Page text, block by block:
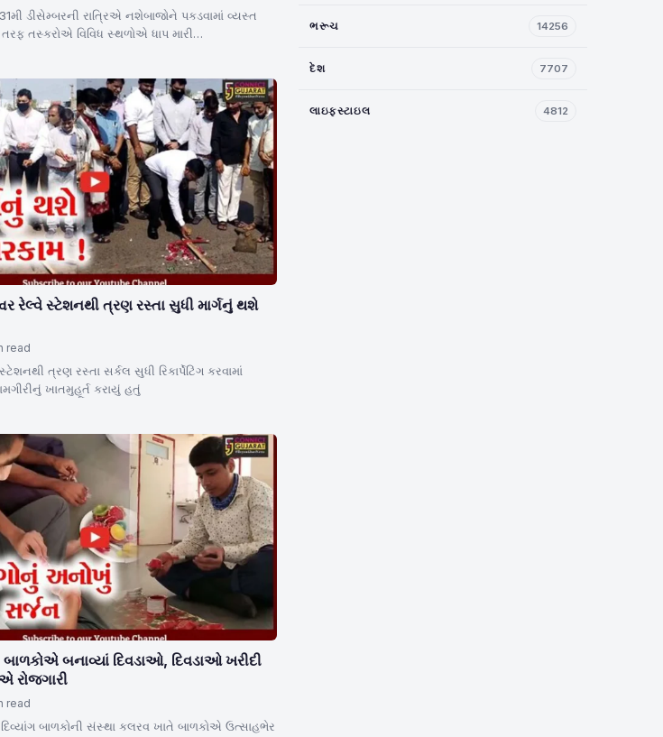
ડીસેમ્બરની રાત્રિએ નશેબાજોને પકડવામાં વ્યસ્ત
તરફ તસ્કરોએ વિવિધ સ્થળોએ ધાપ મારી…
સ્ટેશનથી ત્રણ રસ્તા સુધી માર્ગનું થશે
read
ત્રણ રસ્તા સર્કલ સુધી રિકાર્પેટિંગ કરવામાં
ખાતમુહૂર્ત કરાયું હતું
બનાવ્યાં દિવડાઓ, દિવડાઓ ખરીદી
રોજગારી
read
બાળકોની સંસ્થા કલરવ ખાતે બાળકોએ ઉત્સાહભેર
ભરૂચ 14256
દેશ 7707
લાઇફસ્ટાઇલ 4812